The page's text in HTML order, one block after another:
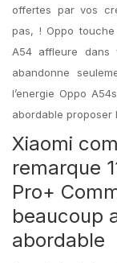
offertes par vos
pas, ! Oppo
A54 affleure dans
abandonne
l’energie Oppo
abordable proposer
Xiaomi
remarque
Pro+
beaucoup
abordable